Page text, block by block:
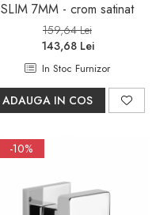
SLIM 7MM - crom satinat
159,64 Lei
143,68 Lei
In Stoc Furnizor
ADAUGA IN COS
-10%